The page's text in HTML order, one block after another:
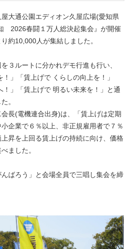
大通公園エディオン久屋広場(愛知県
2026春闘１万人総決起集会』が開催
約10,000人が集結しました。
３ルートに分かれデモ行進も行い、
！」「賃上げで くらしの向上を！」
！」「賃上げで 明るい未来を！」と通
。
長(電機連合出身)は、「賃上げは定期
企業で６％以上、非正規雇用者で７％
昇を上回る賃上げの持続に向け、価格
ました。
ばろう」と会場全員で三唱し集会を締